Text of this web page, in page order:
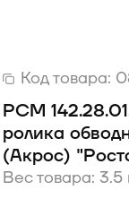
Код товара:
РСМ
ролика
(Акрос)
Вес товара: 3.5